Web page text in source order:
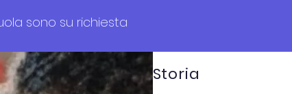
Storia
sono su richiesta